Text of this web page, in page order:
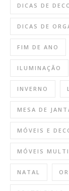
DICAS DE
DICAS DE
FIM DE ANO
ILUMINAÇÃO
INVERNO
MESA DE
MÓVEIS E
MÓVEIS
NATAL